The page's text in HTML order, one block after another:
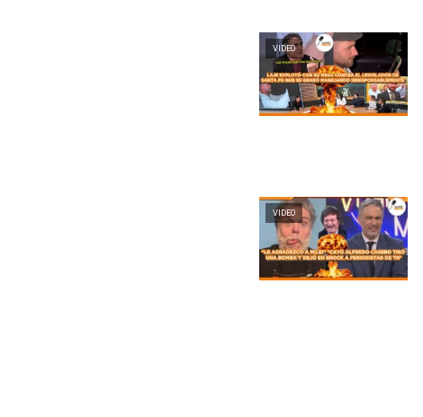
VIDEO
VIDEO